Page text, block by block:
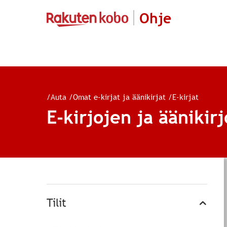
Ohje
/Auta /Omat e-kirjat ja äänikirjat /E-kirjat
E-kirjojen ja
Tilit